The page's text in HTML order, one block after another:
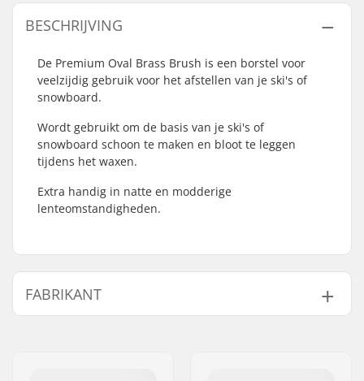
BESCHRIJVING
De Premium Oval Brass Brush is een borstel voor
veelzijdig gebruik voor het afstellen van je ski's of
snowboard.
Wordt gebruikt om de basis van je ski's of
snowboard schoon te maken en bloot te leggen
tijdens het waxen.
Extra handig in natte en modderige
lenteomstandigheden.
FABRIKANT